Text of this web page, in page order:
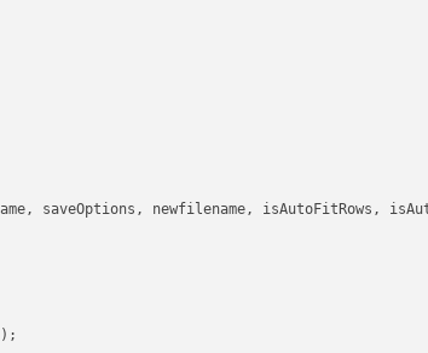
saveOptions, newfilename, isAutoFitRows,